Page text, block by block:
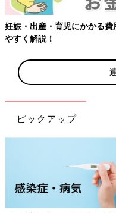
今春はボーダーTシャツ以
した。知らなきゃ損！キッ
紹介します！
インド綿天竺編みプリ
妊娠・出産・育児にかかる
やすく解説！
ピックアップ